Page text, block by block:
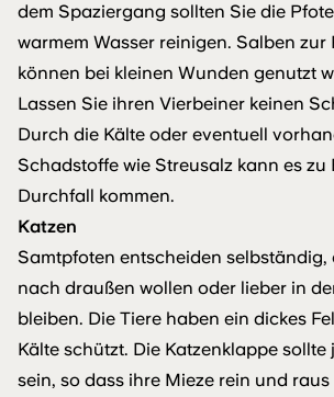
dem Spaziergang sollten Sie die
warmem Wasser reinigen. Salben zur
können bei kleinen Wunden genutzt
Lassen Sie ihren Vierbeiner keinen
Durch die Kälte oder eventuell
Schadstoffe wie Streusalz kann es zu
Durchfall kommen.
Katzen
Samtpfoten entscheiden selbständig,
nach draußen wollen oder lieber in
bleiben. Die Tiere haben ein dickes
Kälte schützt. Die Katzenklappe sollte
sein, so dass ihre Mieze rein und raus